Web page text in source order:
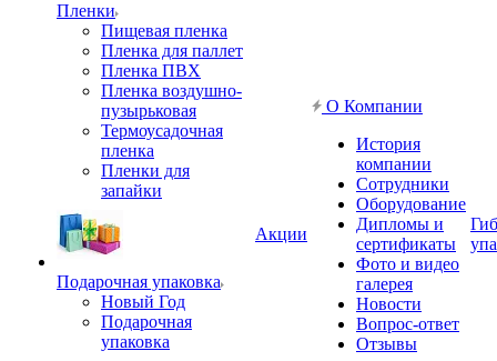
Пленки
Пищевая пленка
Пленка для паллет
Пленка ПВХ
Пленка воздушно-
пузырьковая
Термоусадочная
пленка
Пленки для
запайки
Подарочная упаковка
Новый Год
Подарочная
упаковка
Акции
О Компании
История
компании
Сотрудники
Оборудование
Дипломы и
сертификаты
Фото и видео
галерея
Новости
Вопрос-ответ
Отзывы